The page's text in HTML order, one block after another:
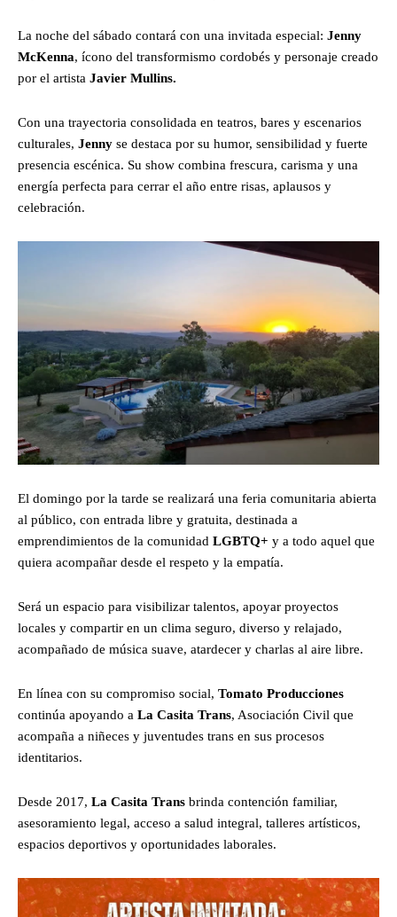
La noche del sábado contará con una invitada especial: Jenny
McKenna, ícono del transformismo cordobés y personaje creado
por el artista Javier Mullins.
Con una trayectoria consolidada en teatros, bares y escenarios
culturales, Jenny se destaca por su humor, sensibilidad y fuerte
presencia escénica. Su show combina frescura, carisma y una
energía perfecta para cerrar el año entre risas, aplausos y
celebración.
El domingo por la tarde se realizará una feria comunitaria abierta
al público, con entrada libre y gratuita, destinada a
emprendimientos de la comunidad LGBTQ+ y a todo aquel que
quiera acompañar desde el respeto y la empatía.
Será un espacio para visibilizar talentos, apoyar proyectos
locales y compartir en un clima seguro, diverso y relajado,
acompañado de música suave, atardecer y charlas al aire libre.
En línea con su compromiso social, Tomato Producciones
continúa apoyando a La Casita Trans, Asociación Civil que
acompaña a niñeces y juventudes trans en sus procesos
identitarios.
Desde 2017, La Casita Trans brinda contención familiar,
asesoramiento legal, acceso a salud integral, talleres artísticos,
espacios deportivos y oportunidades laborales.